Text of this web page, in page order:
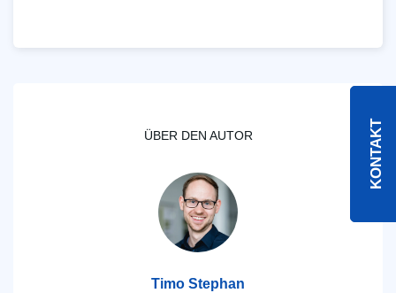
ÜBER DEN AUTOR
Timo Stephan
KONTAKT